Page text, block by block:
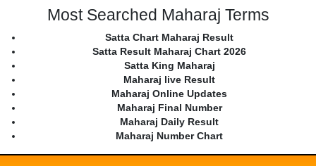
Most Searched Maharaj Terms
Satta Chart Maharaj Result
Satta Result Maharaj Chart 2026
Satta King Maharaj
Maharaj live Result
Maharaj Online Updates
Maharaj Final Number
Maharaj Daily Result
Maharaj Number Chart